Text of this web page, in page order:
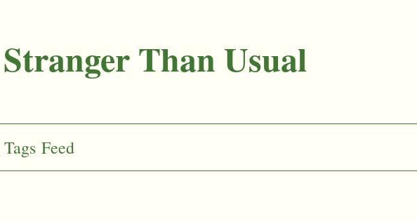
Stranger Than Usual
Tags Feed